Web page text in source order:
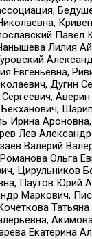
Лилия
Евгеньевна,
Дугин
Аверин
Ирина
Лев
Валерий
Ольга
Цирульников
Паутов Юрий
Маркович,
Екатерина